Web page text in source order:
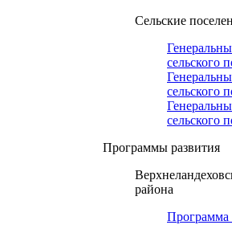
Сельские
сельского
сельского
сельского
Программы развития
района
Программа